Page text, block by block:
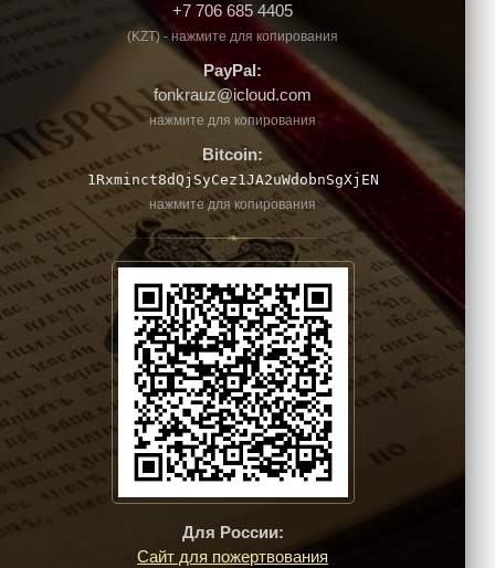
+7 706 685 4405
(KZT) - нажмите для копирования
PayPal:
fonkrauz@icloud.com
нажмите для копирования
Bitcoin:
1Rxminct8dQjSyCez1JA2uWdobnSgXjEN
нажмите для копирования
❧
Для России:
Сайт для пожертвования